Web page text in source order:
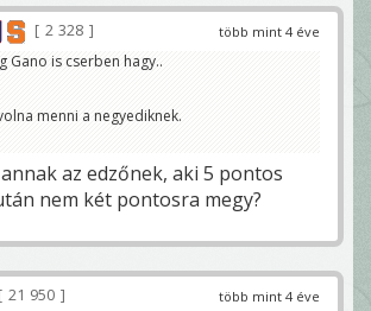
több mint 4 éve
2 328
Gano is cserben hagy..
menni a negyediknek.
az edzőnek, aki 5 pontos
nem két pontosra megy?
több mint 4 éve
21 950